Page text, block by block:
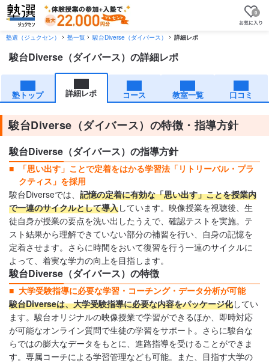
0
塾選（ジュクセン） 塾一覧 駿台Diverse（ダイバース） 詳細レポ
駿台Diverse（ダイバース）の詳細レポ
塾トップ 詳細レポ コース 教室一覧 口コミ
駿台Diverse（ダイバース）の特徴・指導方針
駿台Diverse（ダイバース）の指導方針
「思い出す」ことで定着をはかる学習法「リトリーバル・プラ
クティス」を採用
駿台Diverseでは、 記憶の定着に有効な「思い出す」ことを授業内
で一連のサイクルとして導入しています。映像授業を視聴後、生
徒自身が授業の要点を洗い出したうえで、確認テストを実施。テ
スト結果から理解できていない部分の補習を行い、自身の記憶を
定着させます。さらに時間をおいて復習を行う一連のサイクルに
よって、着実な学力の向上を目指します。
駿台Diverse（ダイバース）の特徴
大学受験指導に必要な学習・コーチング・データ分析が可能
駿台Diverseは、大学受験指導に必要な内容をパッケージ化してい
ます。駿台オリジナルの映像授業で学習ができるほか、即時対応
が可能なオンライン質問で生徒の学習をサポート。さらに駿台な
らではの膨大なデータをもとに、進路指導を受けることができま
す。専属コーチによる学習管理なども可能。また、目指す大学の